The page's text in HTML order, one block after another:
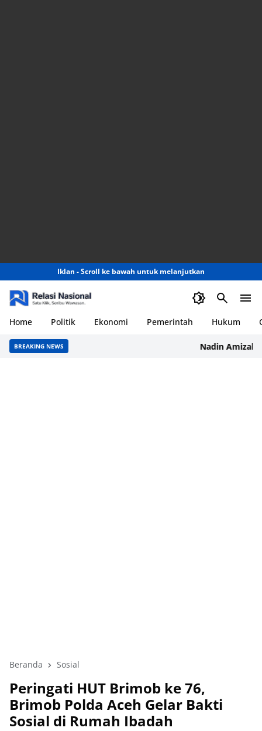
Iklan - Scroll ke bawah untuk melanjutkan
Home Politik Ekonomi Pemerintah Hukum
BREAKING NEWS Nadin Amizah
Beranda Sosial
Peringati HUT Brimob ke 76,
Brimob Polda Aceh Gelar Bakti
Sosial di Rumah Ibadah